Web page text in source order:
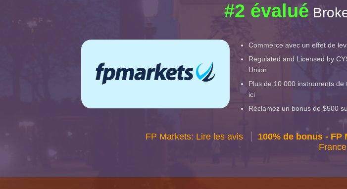
#2 évalué
Commerce avec un effet de
Regulated and Licensed by
Union
Plus de 10 000 instruments
ici
Réclamez un bonus de $500
FP Markets: Lire les avis 100% de bonus - FP
France